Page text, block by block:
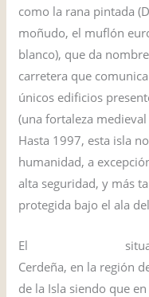
como la rana pintada
moñudo, el muflón
blanco), que da
carretera que
únicos edificios
(una fortaleza
Hasta 1997, esta isla
humanidad, a
alta seguridad, y más
protegida bajo el ala
El
Cerdeña, en la región
de la Isla siendo que